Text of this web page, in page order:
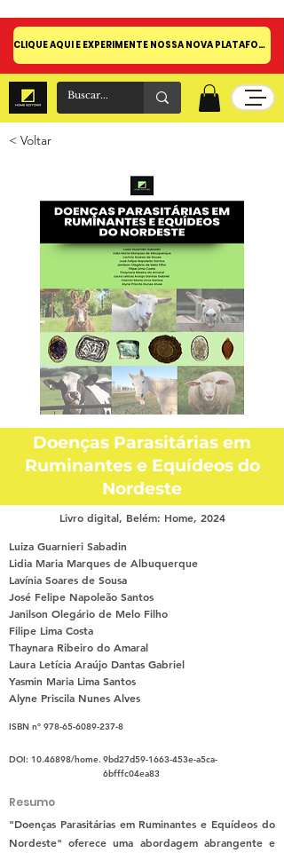
CLIQUE AQUI E EXPERIMENTE NOSSA NOVA PLATAFORMA!
< Voltar
Doenças Parasitárias em
Ruminantes e Equídeos do
Nordeste
Livro digital, Belém: Home, 2024
Luiza Guarnieri Sabadin
Lidia Maria Marques de Albuquerque
Lavínia Soares de Sousa
José Felipe Napoleão Santos
Janilson Olegário de Melo Filho
Filipe Lima Costa
Thaynara Ribeiro do Amaral
Laura Letícia Araújo Dantas Gabriel
Yasmin Maria Lima Santos
Alyne Priscila Nunes Alves
ISBN nº 978-65-6089-237-8
DOI: 10.46898/home.9bd27d59-1663-453e-a5ca-
6bfffc04ea83
Resumo
"Doenças Parasitárias em Ruminantes e Equídeos do
Nordeste" oferece uma abordagem abrangente e